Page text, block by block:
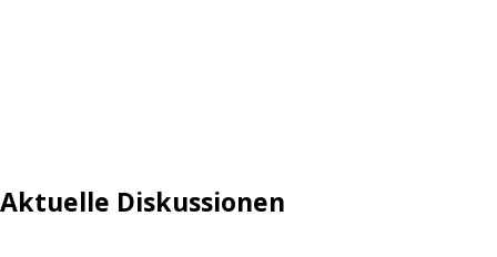
Aktuelle Diskussionen